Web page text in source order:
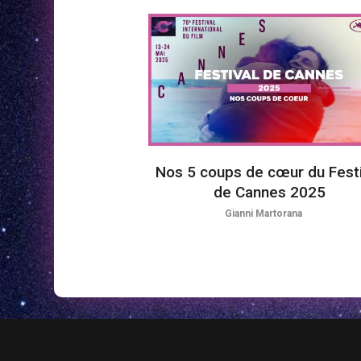
Nos 5 coups de cœur du
de Cannes 2025
Gianni Martorana